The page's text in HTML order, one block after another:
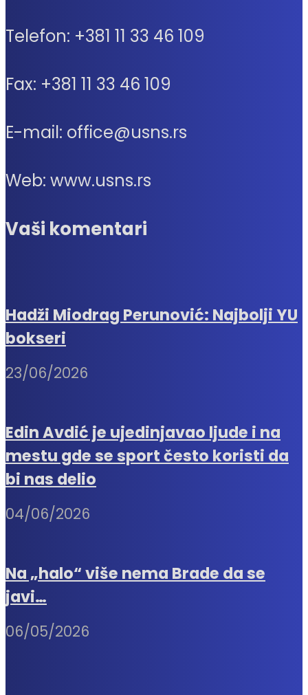
Telefon: +381 11 33 46 109
Fax: +381 11 33 46 109
E-mail: office@usns.rs
Web: www.usns.rs
Vaši komentari
Hadži Miodrag Perunović: Najbolji YU
bokseri
23/06/2026
Edin Avdić je ujedinjavao ljude i na
mestu gde se sport često koristi da
bi nas delio
04/06/2026
Na „halo“ više nema Brade da se
javi…
06/05/2026